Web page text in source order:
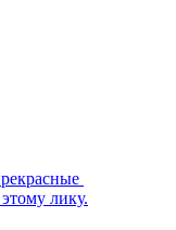
лику.